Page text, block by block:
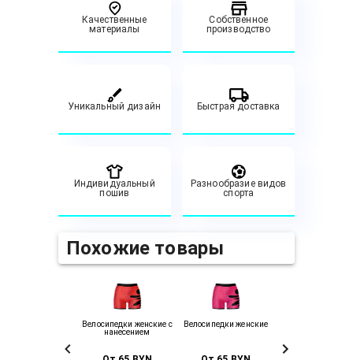
Качественные
материалы
Собственное
производство
Уникальный дизайн Быстрая доставка
Индивидуальный
пошив
Разнообразие видов
спорта
Похожие товары
Велосипедки женские с
нанесением
Велосипедки женские